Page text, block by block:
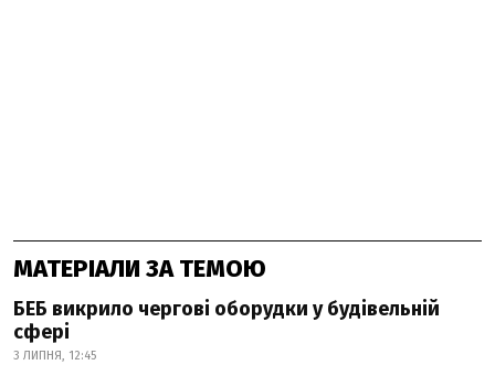
МАТЕРІАЛИ ЗА ТЕМОЮ
БЕБ викрило чергові оборудки у будівельній
сфері
3 ЛИПНЯ, 12:45